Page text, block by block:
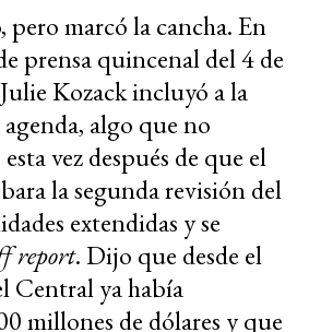
pero marcó la cancha. En
prensa quincenal del 4 de
Kozack incluyó a la
algo que no
vez después de que el
la segunda revisión del
extendidas y se
report. Dijo que desde el
Central ya había
millones de dólares y que